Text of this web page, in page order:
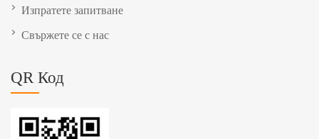
Изпратете запитване
Свържете се с нас
QR Код